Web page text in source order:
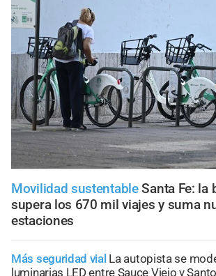
Movilidad sustentable Santa Fe: la
supera los 670 mil viajes y suma
estaciones
Más seguridad vial La autopista se
luminarias LED entre Sauce Viejo y